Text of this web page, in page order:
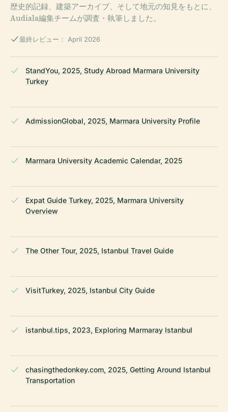
歴史的記録、建築アーカイブ、そして地元の知見をもとに、
Audiala編集チームが調査・執筆しました。
最終レビュー： April 2026
StandYou, 2025, Study Abroad Marmara University
Turkey
AdmissionGlobal, 2025, Marmara University Profile
Marmara University Academic Calendar, 2025
Expat Guide Turkey, 2025, Marmara University
Overview
The Other Tour, 2025, Istanbul Travel Guide
VisitTurkey, 2025, Istanbul City Guide
istanbul.tips, 2023, Exploring Marmaray Istanbul
chasingthedonkey.com, 2025, Getting Around Istanbul
Transportation